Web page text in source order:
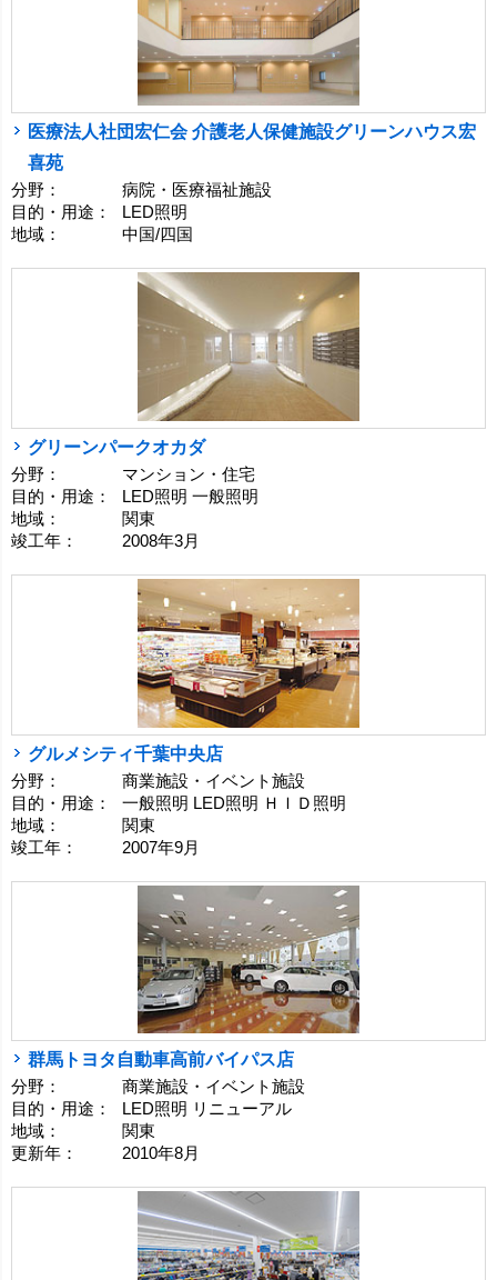
医療法人社団宏仁会 介護老人保健施設グリーンハウス宏
喜苑
分野：
病院・医療福祉施設
目的・用途：
LED照明
地域：
中国/四国
グリーンパークオカダ
分野：
マンション・住宅
目的・用途：
LED照明 一般照明
地域：
関東
竣工年：
2008年3月
グルメシティ千葉中央店
分野：
商業施設・イベント施設
目的・用途：
一般照明 LED照明 ＨＩＤ照明
地域：
関東
竣工年：
2007年9月
群馬トヨタ自動車高前バイパス店
分野：
商業施設・イベント施設
目的・用途：
LED照明 リニューアル
地域：
関東
更新年：
2010年8月